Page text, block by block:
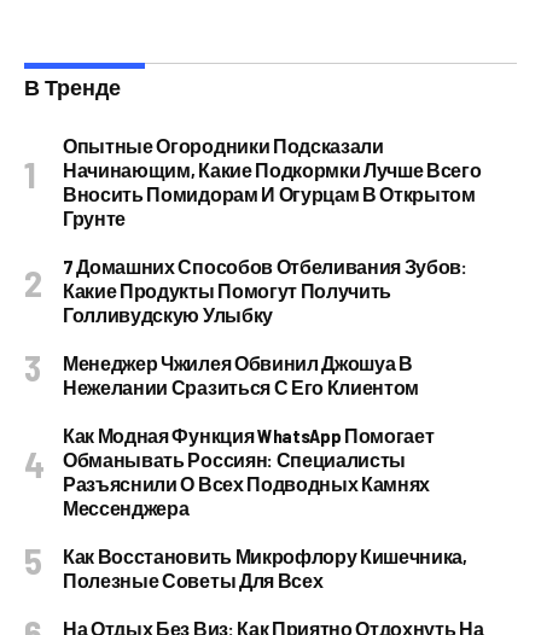
В Тренде
Опытные Огородники Подсказали
Начинающим, Какие Подкормки Лучше Всего
Вносить Помидорам И Огурцам В Открытом
Грунте
7 Домашних Способов Отбеливания Зубов:
Какие Продукты Помогут Получить
Голливудскую Улыбку
Менеджер Чжилея Обвинил Джошуа В
Нежелании Сразиться С Его Клиентом
Как Модная Функция WhatsApp Помогает
Обманывать Россиян: Специалисты
Разъяснили О Всех Подводных Камнях
Мессенджера
Как Восстановить Микрофлору Кишечника,
Полезные Советы Для Всех
На Отдых Без Виз: Как Приятно Отдохнуть На